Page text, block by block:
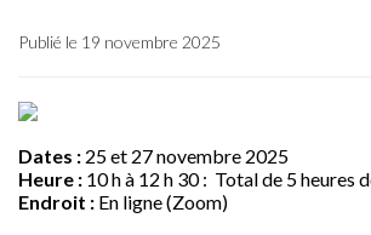
Publié le 19 novembre 2025
Dates : 25 et 27 novembre 2025
Heure : 10 h à 12 h 30 : Total de 5 heures
Endroit : En ligne (Zoom)